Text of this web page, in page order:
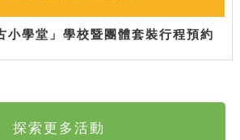
小學堂」學校暨團體套裝行程預約
探索更多活動